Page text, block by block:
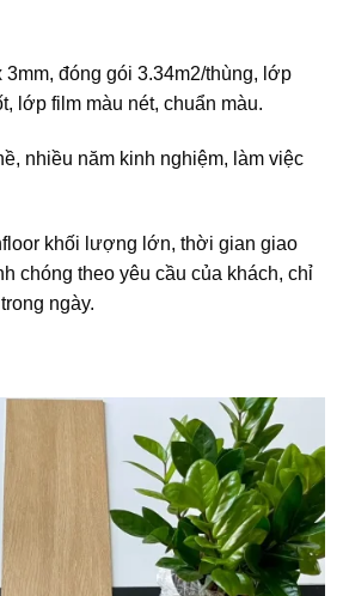
3mm, đóng gói 3.34m2/thùng, lớp
lớp film màu nét, chuẩn màu.
nhiều năm kinh nghiệm, làm việc
khối lượng lớn, thời gian giao
chóng theo yêu cầu của khách, chỉ
ngày.